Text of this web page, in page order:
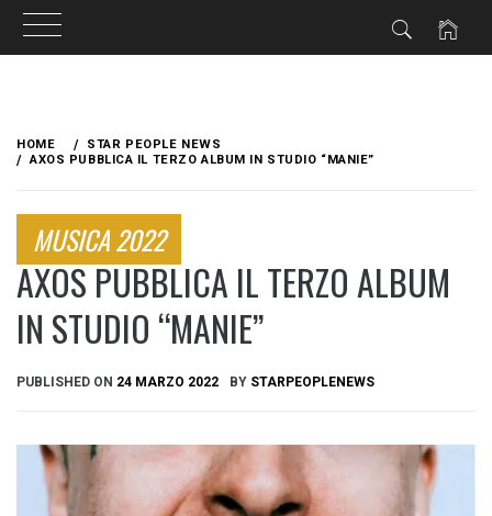
content
HOME
STAR PEOPLE NEWS
AXOS PUBBLICA IL TERZO ALBUM IN STUDIO “MANIE”
MUSICA 2022
AXOS PUBBLICA IL TERZO ALBUM
IN STUDIO “MANIE”
PUBLISHED ON 24 MARZO 2022 BY STARPEOPLENEWS